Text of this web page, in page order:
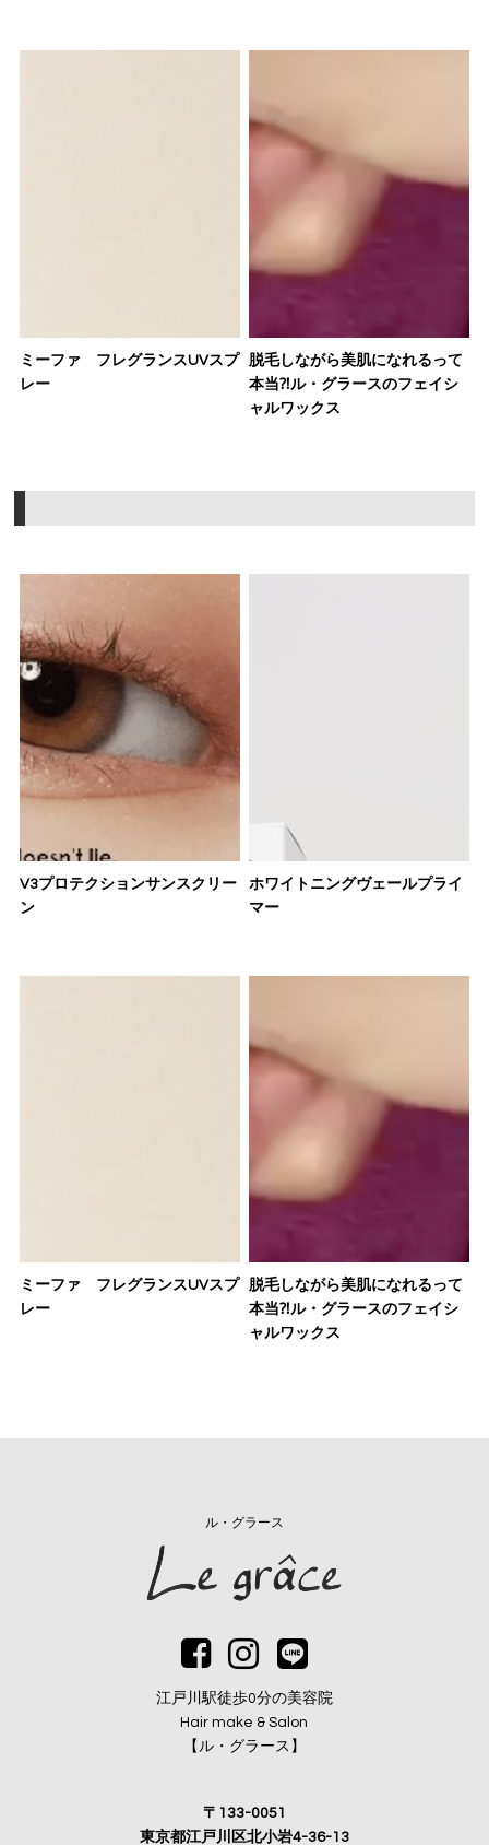
ミーファ フレグランスUVスプ
レー
脱毛しながら美肌になれるって
本当⁈ル・グラースのフェイシ
ャルワックス
V3プロテクションサンスクリー
ン
ホワイトニングヴェールプライ
マー
ミーファ フレグランスUVスプ
レー
脱毛しながら美肌になれるって
本当⁈ル・グラースのフェイシ
ャルワックス
ル・グラース
江戸川駅徒歩0分の美容院
Hair make & Salon
【ル・グラース】
〒133-0051
東京都江戸川区北小岩4-36-13